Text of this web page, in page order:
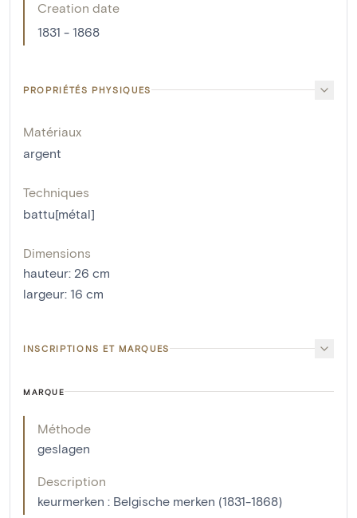
Creation date
1831 - 1868
PROPRIÉTÉS PHYSIQUES
Matériaux
argent
Techniques
battu[métal]
Dimensions
hauteur: 26 cm
largeur: 16 cm
INSCRIPTIONS ET MARQUES
MARQUE
Méthode
geslagen
Description
keurmerken : Belgische merken (1831-1868)